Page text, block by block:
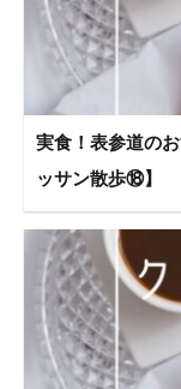
実食！表参道の
ッサン散歩⑱】